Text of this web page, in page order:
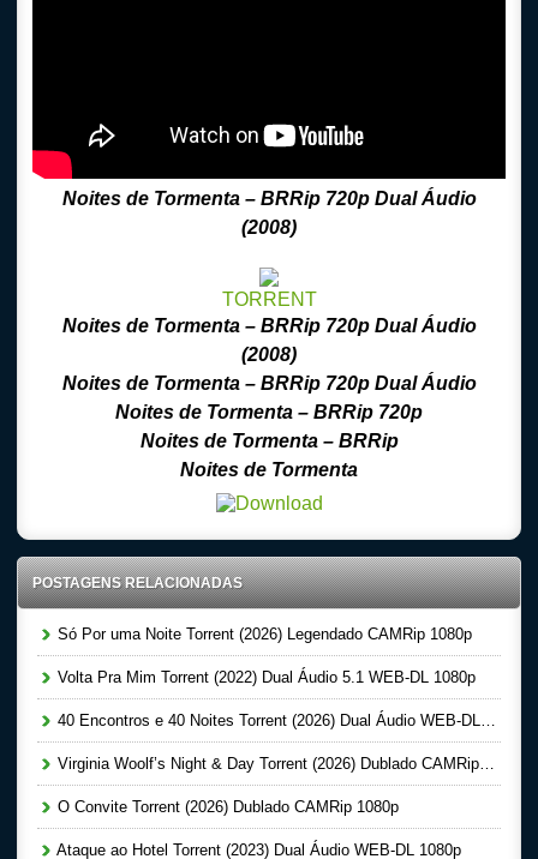
Noites de Tormenta– BRRip 720p Dual Áudio
(2008)
TORRENT
Noites de Tormenta– BRRip 720p Dual Áudio
(2008)
Noites de Tormenta– BRRip720p Dual Áudio
Noites de Tormenta – BRRip 720p
Noites de Tormenta– BRRip
Noites de Tormenta
POSTAGENS RELACIONADAS
Só Por uma Noite Torrent (2026) Legendado CAMRip 1080p
Volta Pra Mim Torrent (2022) Dual Áudio 5.1 WEB-DL 1080p
40 Encontros e 40 Noites Torrent (2026) Dual Áudio WEB-DL 1080p
Virginia Woolf’s Night & Day Torrent (2026) Dublado CAMRip 1080p
O Convite Torrent (2026) Dublado CAMRip 1080p
Ataque ao Hotel Torrent (2023) Dual Áudio WEB-DL 1080p